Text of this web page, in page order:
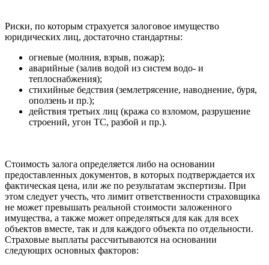
Риски, по которым страхуется залоговое имущество
юридических лиц, достаточно стандартны:
огневые (молния, взрыв, пожар);
аварийные (залив водой из систем водо- и
теплоснабжения);
стихийные бедствия (землетрясение, наводнение, буря,
оползень и пр.);
действия третьих лиц (кража со взломом, разрушение
строений, угон ТС, разбой и пр.).
Стоимость залога определяется либо на основании
предоставленных документов, в которых подтверждается их
фактическая цена, или же по результатам экспертизы. При
этом следует учесть, что лимит ответственности страховщика
не может превышать реальной стоимости заложенного
имущества, а также может определяться для как для всех
объектов вместе, так и для каждого объекта по отдельности.
Страховые выплаты рассчитываются на основании
следующих основных факторов: